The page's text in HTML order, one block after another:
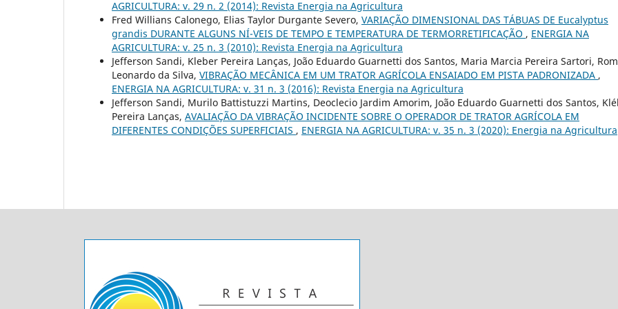
AGRICULTURA: v. 29 n. 2 (2014): Revista Energia na Agricultura
Fred Willians Calonego, Elias Taylor Durgante Severo, VARIAÇÃO DIMENSIONAL DAS TÁBUAS DE Eucalyptus
grandis DURANTE ALGUNS NÍ-VEIS DE TEMPO E TEMPERATURA DE TERMORRETIFICAÇÃO , ENERGIA NA
AGRICULTURA: v. 25 n. 3 (2010): Revista Energia na Agricultura
Jefferson Sandi, Kleber Pereira Lanças, João Eduardo Guarnetti dos Santos, Maria Marcia Pereira Sartori,
Leonardo da Silva, VIBRAÇÃO MECÂNICA EM UM TRATOR AGRÍCOLA ENSAIADO EM PISTA PADRONIZADA ,
ENERGIA NA AGRICULTURA: v. 31 n. 3 (2016): Revista Energia na Agricultura
Jefferson Sandi, Murilo Battistuzzi Martins, Deoclecio Jardim Amorim, João Eduardo Guarnetti dos Santos,
Pereira Lanças, AVALIAÇÃO DA VIBRAÇÃO INCIDENTE SOBRE O OPERADOR DE TRATOR AGRÍCOLA EM
DIFERENTES CONDIÇÕES SUPERFICIAIS , ENERGIA NA AGRICULTURA: v. 35 n. 3 (2020): Energia na Agricultura